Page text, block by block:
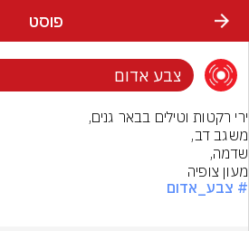
פוסט
צבע אדום
מעון צופיה
# צבע_אדום